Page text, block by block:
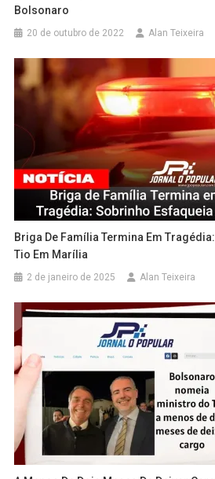
Bolsonaro
20 de outubro de 2022 Alan Teixeira
Briga De Família Termina Em
Tio Em Marília
2 de janeiro de 2025 Alan Teixeira